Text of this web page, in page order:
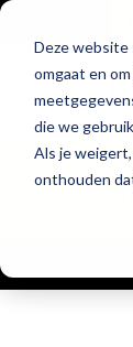
Deze website
omgaat en
die we
Als je
onthouden